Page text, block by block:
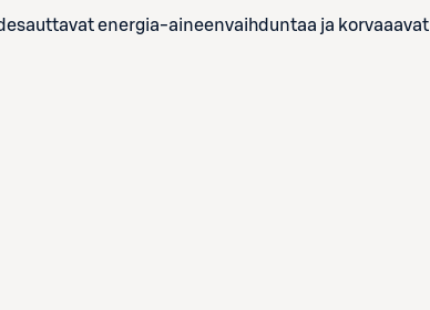
energia-aineenvaihduntaa ja korvaaavat